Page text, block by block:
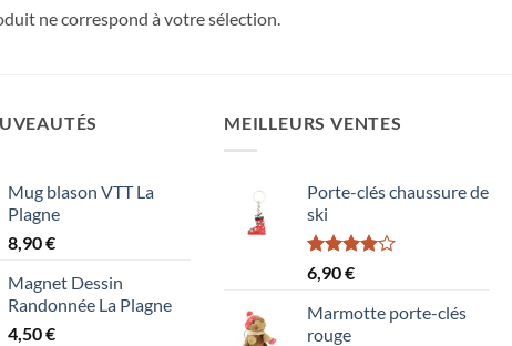
ne correspond à votre sélection.
Mug blason VTT La
Plagne
8,90€
Magnet Dessin
Randonnée La Plagne
4,50€
MEILLEURS VENTES
Porte-clés chaussure de
ski
Note
4.00
5
6,90€
Marmotte porte-clés
rouge